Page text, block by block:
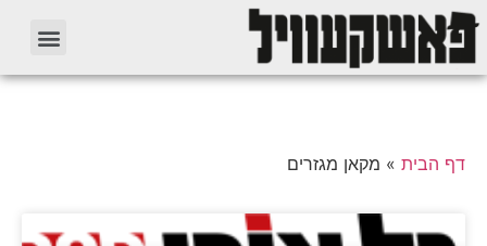
דף הבית » מקאן מגזרים